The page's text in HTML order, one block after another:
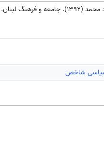
لبنان. تهران:
سیاسی شاخص